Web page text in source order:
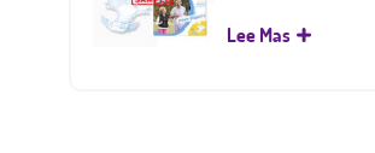
para adultos
Lee Mas